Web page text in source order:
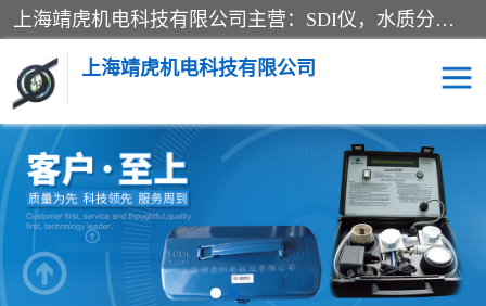
上海靖虎机电科技有限公司主营：SDI仪，水质分析仪，水质检测仪产品；上海靖虎机电科技有限公司在专业制造和研发等方面的强大的平台优势，利用自身在自动化仪表、自控系统及环保监测仪器的专长，以优良的技术，优越的产品质量和良好的服务质量与广大客户真诚合作。
上海靖虎机电科技有限公司
SDI仪 过滤膜过滤纸
PH电导测试笔 水质分析仪
水质检测仪 电导测试笔